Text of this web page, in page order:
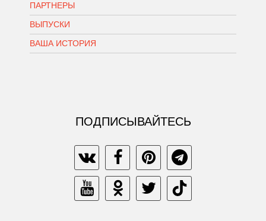
ПАРТНЕРЫ
ВЫПУСКИ
ВАША ИСТОРИЯ
ПОДПИСЫВАЙТЕСЬ